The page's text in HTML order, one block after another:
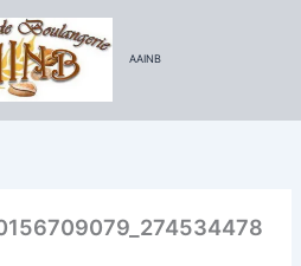
AAINB